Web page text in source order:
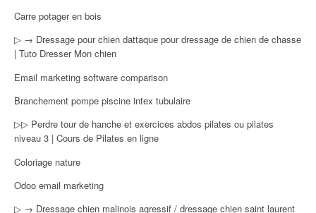
Carre potager en bois
▷ → Dressage pour chien dattaque pour dressage de chien de chasse
| Tuto Dresser Mon chien
Email marketing software comparison
Branchement pompe piscine intex tubulaire
▷▷ Perdre tour de hanche et exercices abdos pilates ou pilates
niveau 3 | Cours de Pilates en ligne
Coloriage nature
Odoo email marketing
▷ → Dressage chien malinois agressif / dressage chien saint laurent